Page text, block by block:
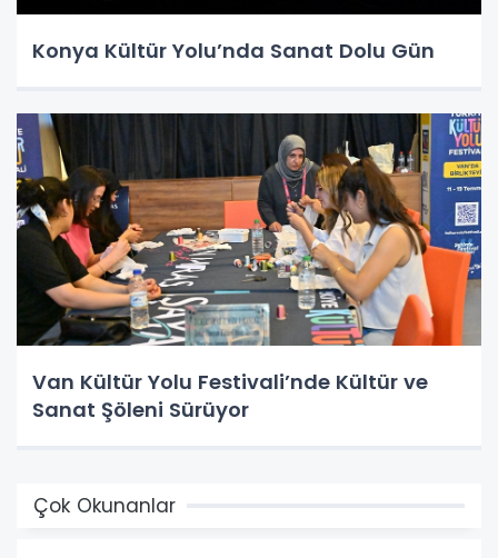
Konya Kültür Yolu’nda Sanat Dolu Gün
Van Kültür Yolu Festivali’nde Kültür ve
Sanat Şöleni Sürüyor
Çok Okunanlar